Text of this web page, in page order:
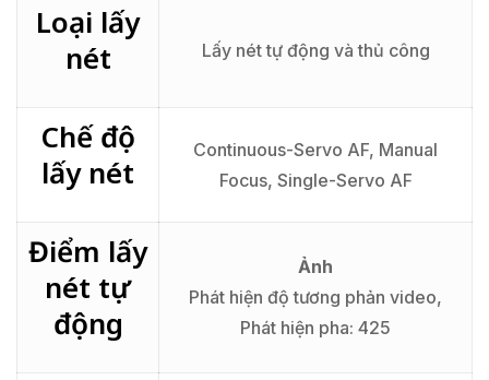
Loại lấy
nét
Lấy nét tự động và thủ công
Chế độ
lấy nét
Continuous-Servo AF, Manual
Focus, Single-Servo AF
Điểm lấy
nét tự
động
Ảnh
Phát hiện độ tương phản video,
Phát hiện pha: 425